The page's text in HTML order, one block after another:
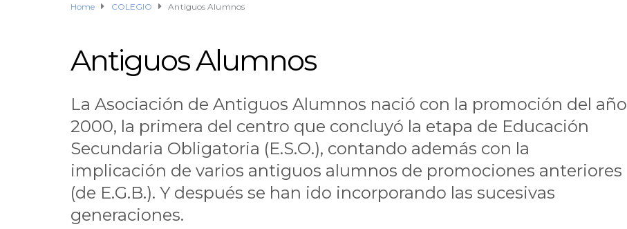
Home COLEGIO Antiguos Alumnos
Antiguos Alumnos
La Asociación de Antiguos Alumnos nació con la promoción del año
2000, la primera del centro que concluyó la etapa de Educación
Secundaria Obligatoria (E.S.O.), contando además con la
implicación de varios antiguos alumnos de promociones anteriores
(de E.G.B.). Y después se han ido incorporando las sucesivas
generaciones.